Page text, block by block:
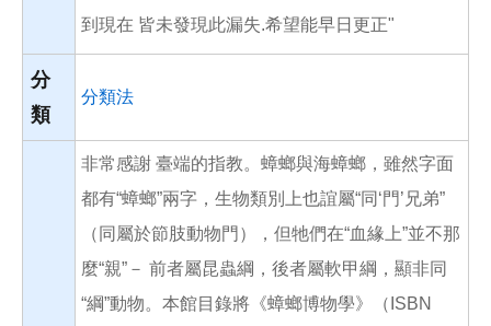
到現在 皆未發現此漏失.希望能早日更正"
分
類
分類法
非常感謝 臺端的指教。蟑螂與海蟑螂，雖然字面
都有“蟑螂”兩字，生物類別上也誼屬“同‘門’兄弟”
（同屬於節肢動物門），但牠們在“血緣上”並不那
麼“親”－ 前者屬昆蟲綱，後者屬軟甲綱，顯非同
“綱”動物。本館目錄將《蟑螂博物學》（ISBN